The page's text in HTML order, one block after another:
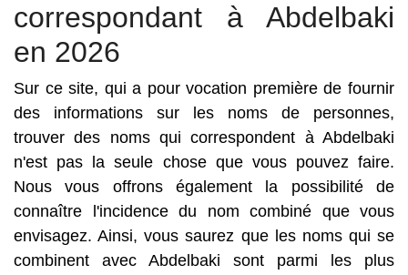
correspondant à Abdelbaki
en 2026
Sur ce site, qui a pour vocation première de fournir
des informations sur les noms de personnes,
trouver des noms qui correspondent à Abdelbaki
n'est pas la seule chose que vous pouvez faire.
Nous vous offrons également la possibilité de
connaître l'incidence du nom combiné que vous
envisagez. Ainsi, vous saurez que les noms qui se
combinent avec Abdelbaki sont parmi les plus